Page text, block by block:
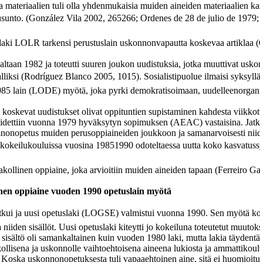
materiaalien tuli olla yhdenmukaisia muiden aineiden materiaalien
(González Vila 2002, 265266; Ordenes de 28 de julio de
LOLR tarkensi perustuslain uskonnonvapautta koskevaa
1982 ja toteutti suuren joukon uudistuksia, jotka muuttivat
(Rodríguez Blanco 2005, 1015). Sosialistipuolue ilmaisi
lain (LODE) myötä, joka pyrki demokratisoimaan,
uudistukset olivat oppituntien supistaminen kahdesta
vuonna 1979 hyväksytyn sopimuksen (AEAC) vastaisina.
muiden perusoppiaineiden joukkoon ja samanarvoisesti
vuosina 19851990 odoteltaessa uutta koko
oppiaine, joka arvioitiin muiden aineiden tapaan (Ferreiro
oppiaine vuoden 1990 opetuslain myötä
ja uusi opetuslaki (LOGSE) valmistui vuonna 1990. Sen myötä
niiden sisällöt. Uusi opetuslaki kiteytti jo kokeiluna toteutetut
oli samankaltainen kuin vuoden 1980 laki, mutta lakia
ja uskonnolle vaihtoehtoisena aineena lukiosta ja
uskonnonopetuksesta tuli vapaaehtoinen aine, sitä ei